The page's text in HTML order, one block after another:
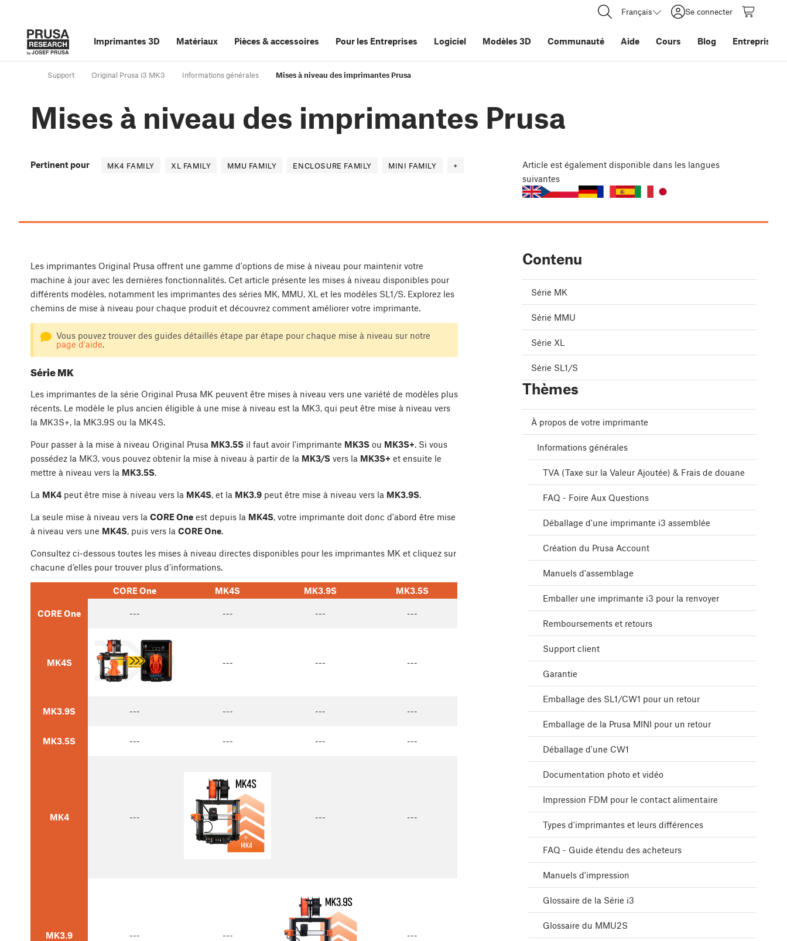
Français Se connecter
Imprimantes 3D Matériaux Pièces &accessoires Pour les Entreprises Logiciel Modèles 3D Communauté Aide Cours Blog Entreprise
Support Original Prusa i3 MK3 Informations générales Mises à niveau des imprimantes Prusa
Mises à niveau des imprimantes Prusa
Pertinent pour MK4 FAMILY XL FAMILY MMU FAMILY ENCLOSURE FAMILY MINI FAMILY + Article est également disponible dans les langues
suivantes
Les imprimantes Original Prusa offrent une gamme d'options de mise à niveau pour maintenir votre
machine à jour avec les dernières fonctionnalités. Cet article présente les mises à niveau disponibles pour
différents modèles, notamment les imprimantes des séries MK, MMU, XL et les modèles SL1/S. Explorez les
chemins de mise à niveau pour chaque produit et découvrez comment améliorer votre imprimante.
Vous pouvez trouver des guides détaillés étape par étape pour chaque mise à niveau sur notre
page d'aide.
Série MK
Les imprimantes de la série Original Prusa MK peuvent être mises à niveau vers une variété de modèles plus
récents. Le modèle le plus ancien éligible à une mise à niveau est la MK3, qui peut être mise à niveau vers
la MK3S+, la MK3.9S ou la MK4S.
Pour passer à la mise à niveau Original Prusa MK3.5S il faut avoir l'imprimante MK3S ou MK3S+. Si vous
possédez la MK3, vous pouvez obtenir la mise à niveau à partir de la MK3/S vers la MK3S+ et ensuite le
mettre à niveau vers la MK3.5S.
La MK4 peut être mise à niveau vers la MK4S, et la MK3.9 peut être mise à niveau vers la MK3.9S.
La seule mise à niveau vers la CORE One est depuis la MK4S, votre imprimante doit donc d'abord être mise
à niveau vers une MK4S, puis vers la CORE One.
Consultez ci-dessous toutes les mises à niveau directes disponibles pour les imprimantes MK et cliquez sur
chacune d’elles pour trouver plus d’informations.
CORE One MK4S MK3.9S MK3.5S
CORE One --- --- --- ---
MK4S --- --- ---
MK3.9S --- --- --- ---
MK3.5S --- --- --- ---
MK4 --- --- ---
MK3.9 --- --- ---
Contenu
Série MK
Série MMU
Série XL
Série SL1/S
Thèmes
À propos de votre imprimante
Informations générales
TVA (Taxe sur la Valeur Ajoutée) & Frais de douane
FAQ - Foire Aux Questions
Déballage d'une imprimante i3 assemblée
Création du Prusa Account
Manuels d'assemblage
Emballer une imprimante i3 pour la renvoyer
Remboursements et retours
Support client
Garantie
Emballage des SL1/CW1 pour un retour
Emballage de la Prusa MINI pour un retour
Déballage d'une CW1
Documentation photo et vidéo
Impression FDM pour le contact alimentaire
Types d'imprimantes et leurs différences
FAQ - Guide étendu des acheteurs
Manuels d'impression
Glossaire de la Série i3
Glossaire du MMU2S